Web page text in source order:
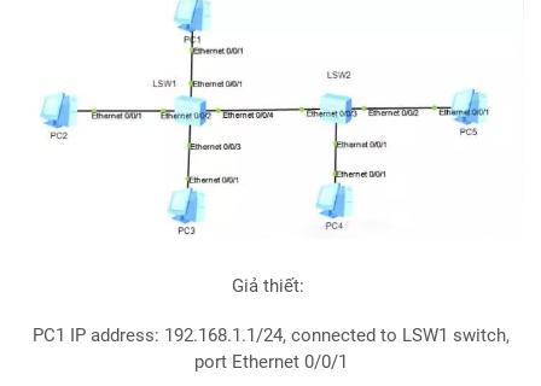
Giả thiết:
PC1 IP address: 192.168.1.1/24, connected to LSW1 switch,
port Ethernet 0/0/1